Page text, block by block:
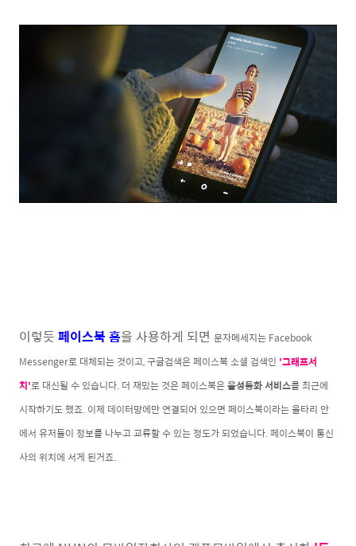
이렇듯 페이스북 홈을 사용하게 되면 문자메세지는 Facebook
Messenger로 대체되는 것이고, 구글검색은 페이스북 소셜 검색인 '그래프서
치'로 대신될 수 있습니다. 더 재밌는 것은 페이스북은음성통화 서비스를 최근에
시작하기도 했죠. 이제 데이터망에만 연결되어 있으면 페이스북이라는 울타리 안
에서 유저들이 정보를 나누고 교류할 수 있는 정도가 되었습니다. 페이스북이 통신
사의 위치에 서게 된거죠.